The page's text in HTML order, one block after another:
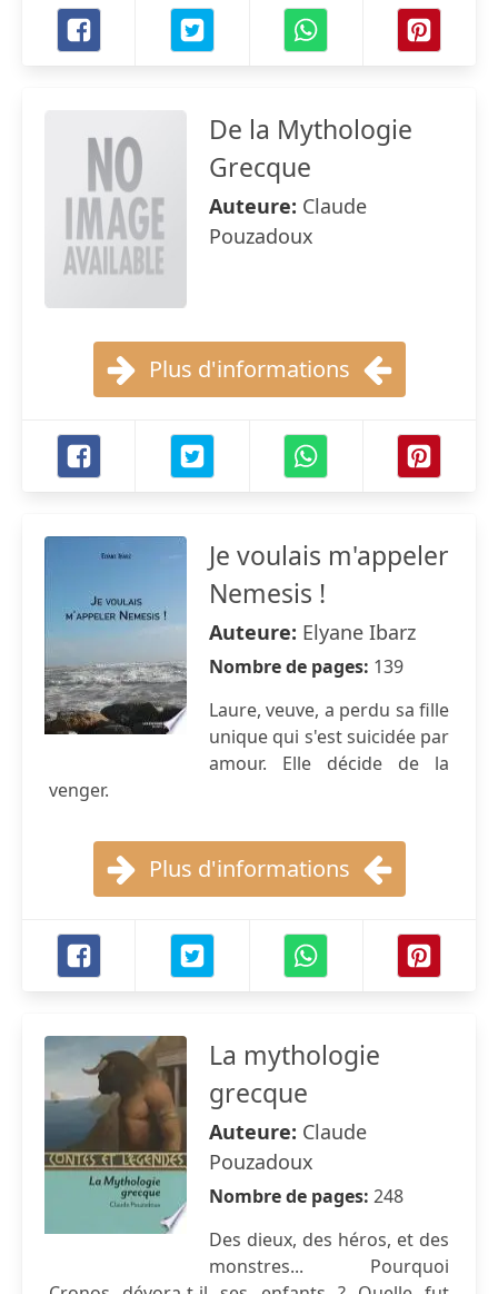
De la Mythologie
Grecque
Auteure: Claude
Pouzadoux
Plus d'informations
Je voulais m'appeler
Nemesis !
Auteure: Elyane Ibarz
Nombre de pages: 139
Laure, veuve, a perdu sa fille
unique qui s'est suicidée par
amour. Elle décide de la
venger.
Plus d'informations
La mythologie
grecque
Auteure: Claude
Pouzadoux
Nombre de pages: 248
Des dieux, des héros, et des
monstres... Pourquoi